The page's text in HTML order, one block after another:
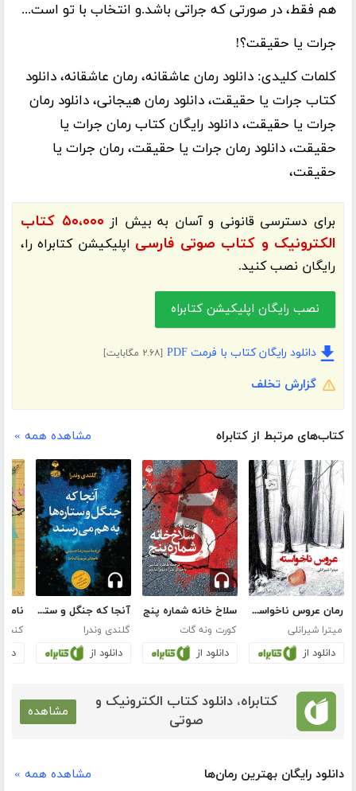
هم فقط، در صورتی که جراتی باشد.و انتخاب با تو است...
جرات یا حقیقت؟!
کلمات کلیدی: دانلود رمان عاشقانه، رمان عاشقانه، دانلود
کتاب جرات یا حقیقت، دانلود رمان هیجانی، دانلود رمان
جرات یا حقیقت، دانلود رایگان کتاب رمان جرات یا
حقیقت، دانلود رمان جرات یا حقیقت، رمان جرات یا
حقیقت،
برای دسترسی قانونی و آسان به بیش از
۵۰،۰۰۰ کتاب
الکترونیک و کتاب صوتی فارسی اپلیکیشنکتابراهرا،
رایگان نصب کنید.
نصب رایگان اپلیکیشن کتابراه
دانلود رایگان کتاب با فرمت PDF [۲.۶۸ مگابایت]
گزارش تخلف
کتاب‌های مرتبط از کتابراه مشاهده همه »
رمان عروس ناخواسته
میترا شیرانلی
دانلود از
سلاخ خانه شماره پنج
کورت ونه گات
دانلود از
آنجا که جنگل و ستاره‌ها به هم می‌رسند
گلندی وندرا
دانلود از
کنجی
کتابراه، دانلود کتاب الکترونیک و
صوتی
مشاهده
دانلود رایگان بهترین رمان‌ها مشاهده همه »